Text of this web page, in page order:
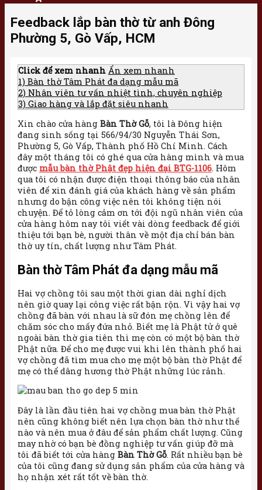
Feedback lắp bàn thờ từ anh Đông
Phường 5, Gò Vấp, HCM
Click để xem nhanh Ẩn xem nhanh
1) Bàn thờ Tâm Phát đa dạng mẫu mã
2) Nhân viên tư vấn nhiệt tình, chuyên nghiệp
3) Giao hàng và lắp đặt siêu nhanh
Xin chào cửa hàng Bàn Thờ Gỗ, tôi là Đông hiện
đang sinh sống tại 566/94/30 Nguyễn Thái Sơn,
Phường 5, Gò Vấp, Thành phố Hồ Chí Minh. Cách
đây một tháng tôi có ghé qua cửa hàng mình và mua
được mẫu bàn thờ Phật đẹp hiện đại BTG-1106. Hôm
qua tôi có nhận được điện thoại thông báo của nhân
viên để xin đánh giá của khách hàng về sản phẩm
nhưng do bận công việc nên tôi không tiện nói
chuyện. Để tỏ lòng cảm ơn tới đội ngũ nhân viên của
cửa hàng hôm nay tôi viết vài dòng feedback để giới
thiệu tới bạn bè, người thân về một địa chỉ bán bàn
thờ uy tín, chất lượng như Tâm Phát.
Bàn thờ Tâm Phát đa dạng mẫu mã
Hai vợ chồng tôi sau một thời gian dài nghỉ dịch
nên giờ quay lại công việc rất bận rộn. Vì vậy hai vợ
chồng đã bàn với nhau là sữ đón mẹ chồng lên để
chăm sóc cho mấy đứa nhỏ. Biết mẹ là Phật tử ở quê
ngoài bàn thờ gia tiên thì mẹ còn có một bộ bàn thờ
Phật nữa. Để cho mẹ được vui khi lên thành phố hai
vợ chồng đã tìm mua cho mẹ một bộ bàn thờ Phật để
mẹ có thể dâng hương thờ Phật những lúc rảnh.
Đây là lần đầu tiên hai vợ chồng mua bàn thờ Phật
nên cũng không biết nên lựa chọn bàn thờ như thế
nào và nên mua ở đâu để sản phẩm chất lượng. Cũng
may nhờ có bạn bè đồng nghiệp tư vấn giúp đỡ mà
tôi đã biết tới cửa hàng Bàn Thờ Gỗ. Rất nhiều bạn bè
của tôi cũng đang sử dụng sản phẩm của cửa hàng và
họ nhận xét rất tốt về bàn thờ.